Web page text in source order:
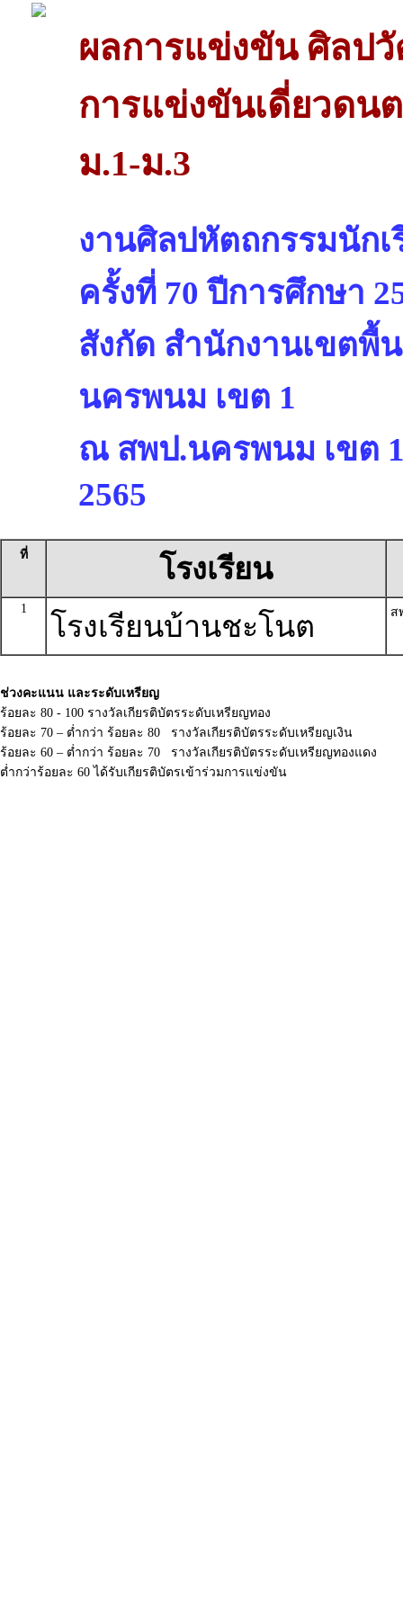
ผลการแข่งขัน ศิลป
การแข่งขันเดี่ยวดน
ม.1-ม.3
งานศิลปหัตถกรรมนัก
ครั้งที่ 70 ปีการศึกษา
สังกัด สำนักงานเขตพื้
นครพนม เขต 1
ณ สพป.นครพนม เขต
2565
ที่ โรงเรียน
1
โรงเรียนบ้านชะโนต ส
ช่วงคะแนน และระดับเหรียญ
ร้อยละ 80 - 100 รางวัลเกียรติบัตรระดับเหรียญทอง
ร้อยละ 70 – ต่ำกว่า ร้อยละ 80 รางวัลเกียรติบัตรระดับเหรียญเงิน
ร้อยละ 60 – ต่ำกว่า ร้อยละ 70 รางวัลเกียรติบัตรระดับเหรียญทองแดง
ต่ำกว่าร้อยละ 60 ได้รับเกียรติบัตรเข้าร่วมการแข่งขัน